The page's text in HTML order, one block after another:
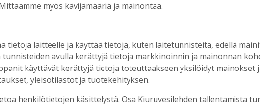
se tästä.
myös kävijämääriä ja mainontaa.
tietoja laitteelle ja käyttää tietoja, kuten laitetunnisteita, edellä
avulla kerättyjä tietoja markkinoinnin ja mainonnan
käyttävät kerättyjä tietoja toteuttaakseen yksilöidyt mainokset
yleisötilastot ja tuotekehityksen.
henkilötietojen käsittelystä. Osa Kiuruvesilehden tallentamista